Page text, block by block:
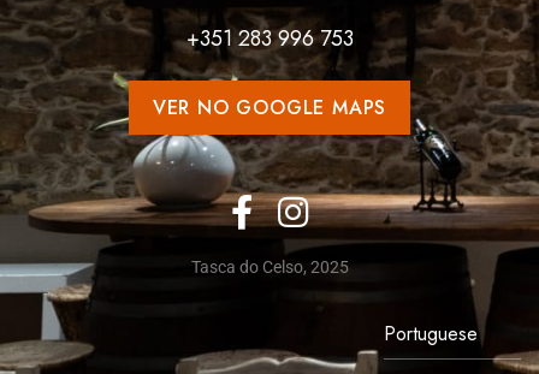
+351283 996 753
VER NO GOOGLE MAPS
Tasca do Celso, 2025